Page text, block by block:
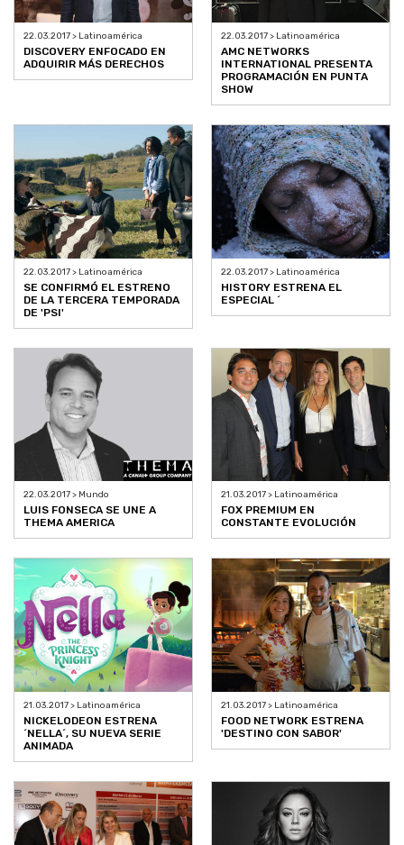
22.03.2017 > Latinoamérica
DISCOVERY ENFOCADO EN
ADQUIRIR MÁS DERECHOS
22.03.2017 > Latinoamérica
AMC NETWORKS
INTERNATIONAL PRESENTA
PROGRAMACIÓN EN PUNTA
SHOW
22.03.2017 > Latinoamérica
SE CONFIRMÓ EL ESTRENO
DE LA TERCERA TEMPORADA
DE 'PSI'
22.03.2017 > Latinoamérica
HISTORY ESTRENA EL
ESPECIAL ´
22.03.2017 > Mundo
LUIS FONSECA SE UNE A
THEMA AMERICA
21.03.2017 > Latinoamérica
FOX PREMIUM EN
CONSTANTE EVOLUCIÓN
21.03.2017 > Latinoamérica
NICKELODEON ESTRENA
´NELLA´, SU NUEVA SERIE
ANIMADA
21.03.2017 > Latinoamérica
FOOD NETWORK ESTRENA
'DESTINO CON SABOR'